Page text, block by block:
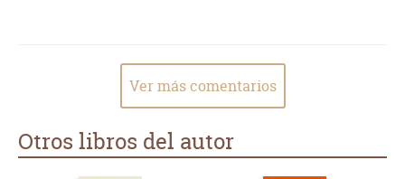
Ver más comentarios
Otros libros del autor